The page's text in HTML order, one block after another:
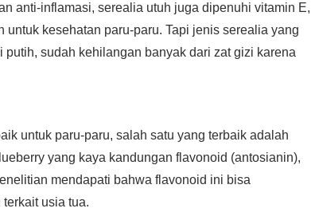
anti-inflamasi, serealia utuh juga dipenuhi vitamin E,
kesehatan paru-paru. Tapi jenis serealia yang
sudah kehilangan banyak dari zat gizi karena
untuk paru-paru, salah satu yang terbaik adalah
yang kaya kandungan flavonoid (antosianin),
mendapati bahwa flavonoid ini bisa
usia tua.